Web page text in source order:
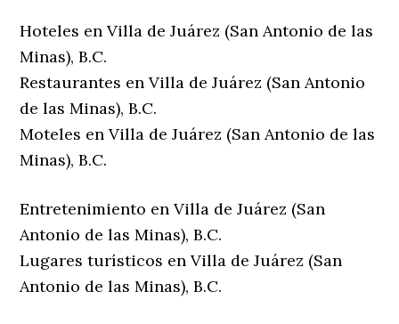
Hoteles en Villa de Juárez (San Antonio de las
Minas), B.C.
Restaurantes en Villa de Juárez (San Antonio
de las Minas), B.C.
Moteles en Villa de Juárez (San Antonio de las
Minas), B.C.
Entretenimiento en Villa de Juárez (San
Antonio de las Minas), B.C.
Lugares turísticos en Villa de Juárez (San
Antonio de las Minas), B.C.